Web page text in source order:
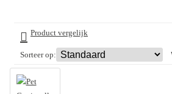
Product vergelijk
Sorteer op: